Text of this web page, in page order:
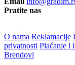
Pratite nas
O nama Reklamacije
privatnosti Plaćanje i
Brendovi